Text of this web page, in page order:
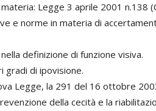
Legge 3 aprile 2001 n.138
e norme in materia di
definizione di funzione visiva.
gradi di ipovisione.
Legge, la 291 del 16 ottobre
della cecità e la